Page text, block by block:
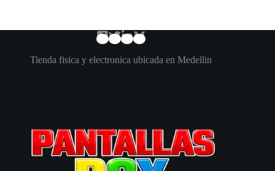
Tienda fisica y electronica ubicada en Medellin